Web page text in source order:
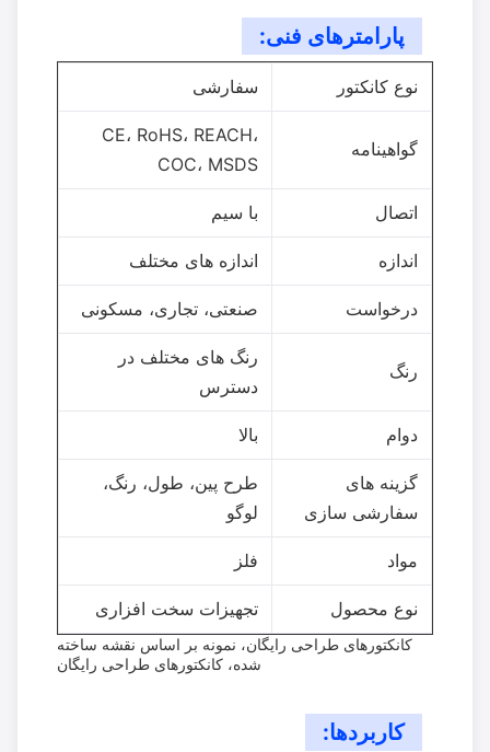
پارامترهای فنی:
نوع کانکتور سفارشی
گواهینامه
CE، RoHS، REACH،
COC، MSDS
اتصال با سیم
اندازه اندازه های مختلف
درخواست صنعتی، تجاری، مسکونی
رنگ های مختلف در
دسترس
گزینه های
سفارشی سازی
طرح پین، طول، رنگ،
نوع محصول تجهیزات سخت افزاری
کانکتورهای طراحی رایگان، نمونه بر اساس نقشه ساخته
شده، کانکتورهای طراحی رایگان
کاربردها: